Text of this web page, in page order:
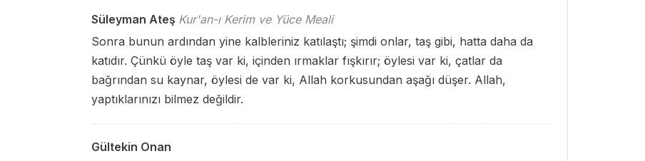
Süleyman Ateş Kur'an-ı Kerim ve Yüce Meali
Sonra bunun ardından yine kalbleriniz katılaştı; şimdi onlar, taş gibi, hatta daha da
katıdır. Çünkü öyle taş var ki, içinden ırmaklar fışkırır; öylesi var ki, çatlar da
bağrından su kaynar, öylesi de var ki, Allah korkusundan aşağı düşer. Allah,
yaptıklarınızı bilmez değildir.
Gültekin Onan